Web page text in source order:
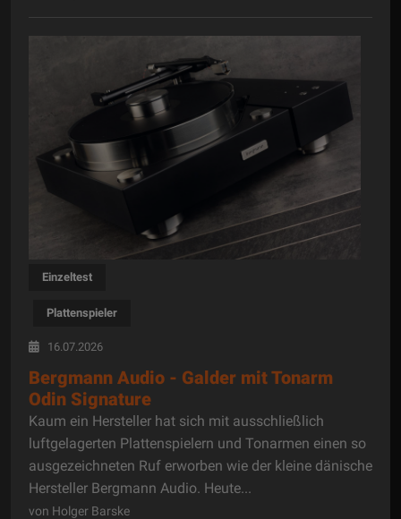
Einzeltest
Plattenspieler
16.07.2026
Bergmann Audio - Galder mit Tonarm
Odin Signature
Kaum ein Hersteller hat sich mit ausschließlich
luftgelagerten Plattenspielern und Tonarmen einen so
ausgezeichneten Ruf erworben wie der kleine dänische
Hersteller Bergmann Audio. Heute...
von Holger Barske